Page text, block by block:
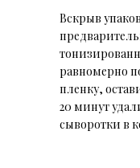
Вскрыв
равномерно
пленку,
20 минут
сыворотки в